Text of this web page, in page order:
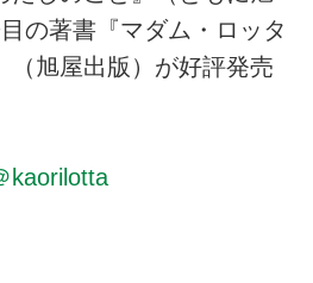
の著書『マダム・ロッタ
（旭屋出版）が好評発売
kaorilotta